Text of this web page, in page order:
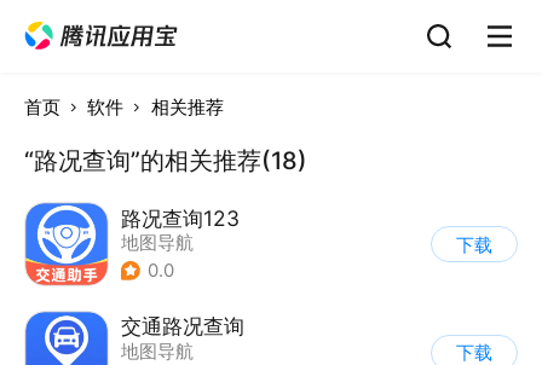
首页 软件 相关推荐
“路况查询”的相关推荐(18)
路况查询123
地图导航
0.0
下载
交通路况查询
地图导航
下载